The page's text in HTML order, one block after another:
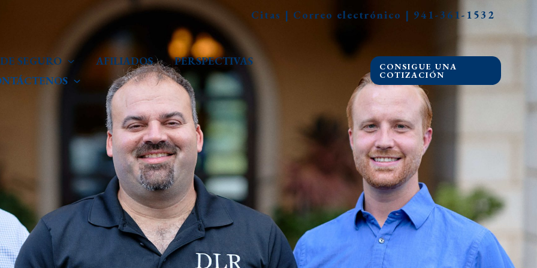
Citas | Correo electrónico | 941-361-1532
SEGURO AFILIADOS
PERSPECTIVAS
CONSIGUE UNA
COTIZACIÓN